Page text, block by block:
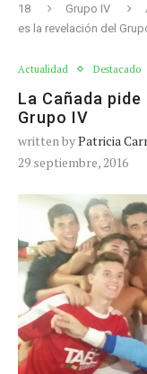
18
Grupo IV
es la revelación del
Actualidad Destacado
La Cañada
Grupo IV
written byPatricia
29 septiembre, 2016